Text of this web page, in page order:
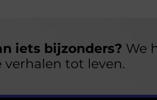
iets bijzonders? We
verhalen tot leven.